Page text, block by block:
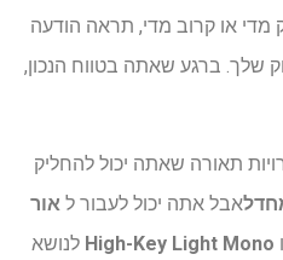
או קרוב מדי, תראה הודעה
ברגע שאתה בטווח הנכון,
תאורה שאתה יכול להחליק
אבל אתה יכול לעבור ל אור
High-Key Light Mono לנושא